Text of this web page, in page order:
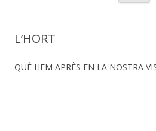
L’HORT
QUÈ HEM APRÈS EN LA NOSTRA